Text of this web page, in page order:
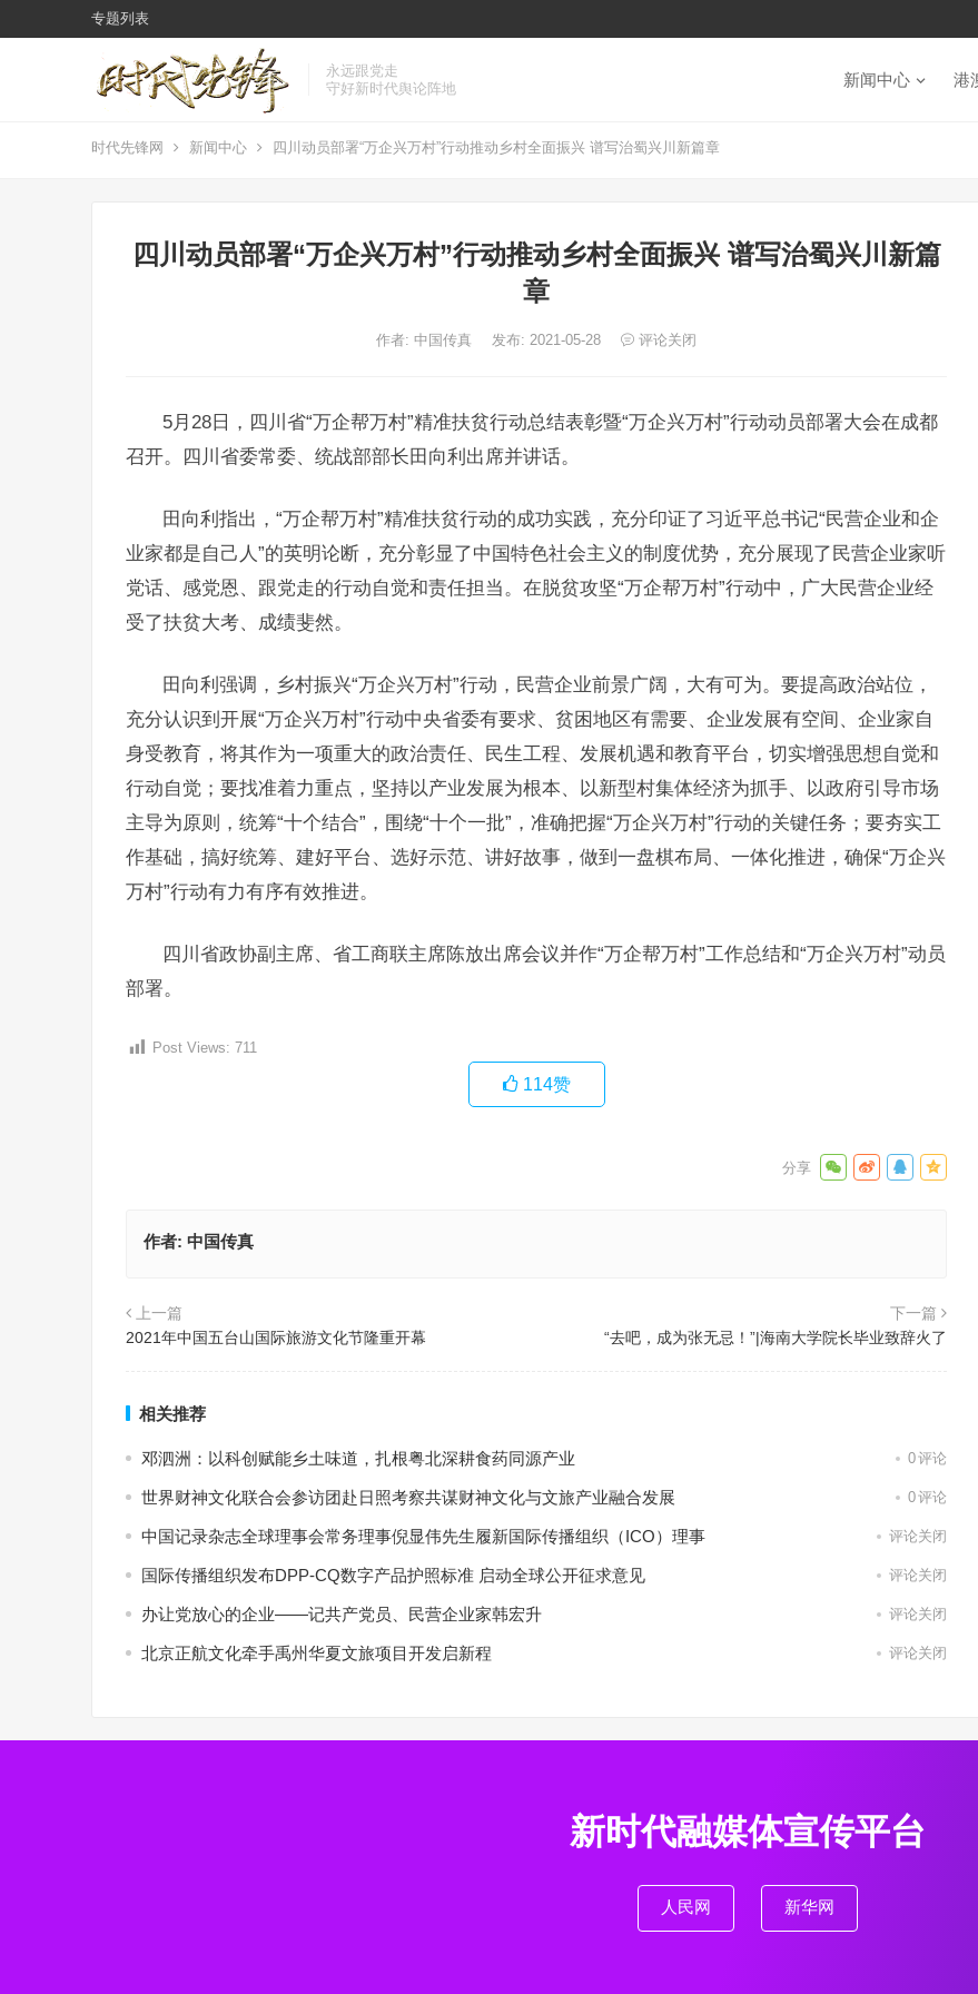
专题列表
永远跟党走
守好新时代舆论阵地
新闻中心 港
时代先锋网 新闻中心 四川动员部署“万企兴万村”行动推动乡村全面振兴 谱写治蜀兴川新篇章
四川动员部署“万企兴万村”行动推动乡村全面振兴 谱写治蜀兴川新篇
章
作者: 中国传真 发布: 2021-05-28 评论关闭
5月28日，四川省“万企帮万村”精准扶贫行动总结表彰暨“万企兴万村”行动动员部署大会在成都
召开。四川省委常委、统战部部长田向利出席并讲话。
田向利指出，“万企帮万村”精准扶贫行动的成功实践，充分印证了习近平总书记“民营企业和企
业家都是自己人”的英明论断，充分彰显了中国特色社会主义的制度优势，充分展现了民营企业家听
党话、感党恩、跟党走的行动自觉和责任担当。在脱贫攻坚“万企帮万村”行动中，广大民营企业经
受了扶贫大考、成绩斐然。
田向利强调，乡村振兴“万企兴万村”行动，民营企业前景广阔，大有可为。要提高政治站位，
充分认识到开展“万企兴万村”行动中央省委有要求、贫困地区有需要、企业发展有空间、企业家自
身受教育，将其作为一项重大的政治责任、民生工程、发展机遇和教育平台，切实增强思想自觉和
行动自觉；要找准着力重点，坚持以产业发展为根本、以新型村集体经济为抓手、以政府引导市场
主导为原则，统筹“十个结合”，围绕“十个一批”，准确把握“万企兴万村”行动的关键任务；要夯实工
作基础，搞好统筹、建好平台、选好示范、讲好故事，做到一盘棋布局、一体化推进，确保“万企兴
万村”行动有力有序有效推进。
四川省政协副主席、省工商联主席陈放出席会议并作“万企帮万村”工作总结和“万企兴万村”动员
部署。
Post Views: 711
114赞
作者: 中国传真
上一篇
2021年中国五台山国际旅游文化节隆重开幕
下一篇
“去吧，成为张无忌！”|海南大学院长毕业致辞火了
相关推荐
邓泗洲：以科创赋能乡土味道，扎根粤北深耕食药同源产业 0评论
世界财神文化联合会参访团赴日照考察共谋财神文化与文旅产业融合发展 0评论
中国记录杂志全球理事会常务理事倪显伟先生履新国际传播组织（ICO）理事 评论关闭
国际传播组织发布DPP-CQ数字产品护照标准 启动全球公开征求意见 评论关闭
办让党放心的企业——记共产党员、民营企业家韩宏升 评论关闭
北京正航文化牵手禹州华夏文旅项目开发启新程 评论关闭
新时代融媒体宣传平台
人民网 新华网